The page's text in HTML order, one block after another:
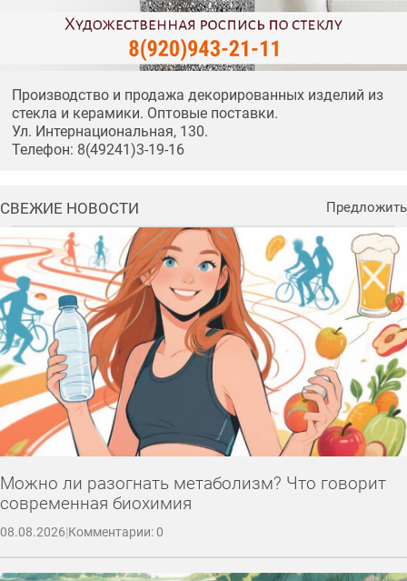
Производство и продажа декорированных изделий из
стекла и керамики. Оптовые поставки.
Ул. Интернациональная, 130.
Телефон: 8(49241)3-19-16
СВЕЖИЕ НОВОСТИ Предложить
Можно ли разогнать метаболизм? Что говорит
современная биохимия
08.08.2026|Комментарии: 0